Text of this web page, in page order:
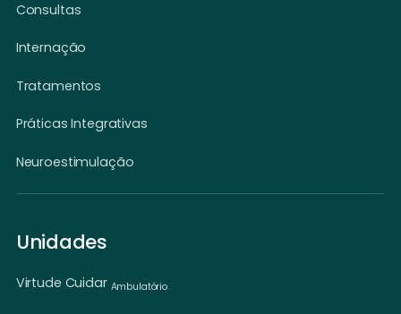
Consultas
Internação
Tratamentos
Práticas Integrativas
Neuroestimulação
Unidades
Virtude Cuidar Ambulatório